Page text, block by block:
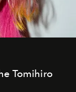
Tomihiro